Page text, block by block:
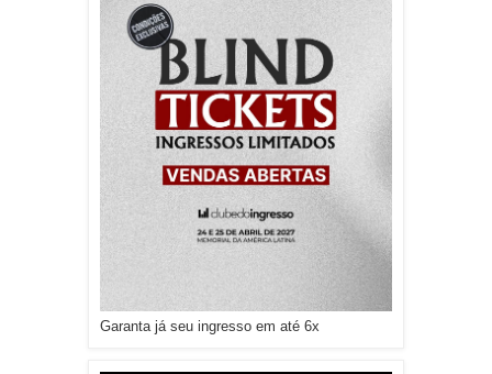
Garanta já seu ingresso em até 6x